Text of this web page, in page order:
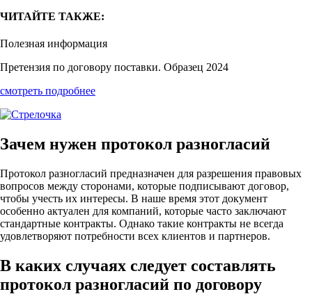
ЧИТАЙТЕ ТАКЖЕ:
Полезная информация
Претензия по договору поставки. Образец 2024
смотреть подробнее
Зачем нужен протокол разногласий
Протокол разногласий предназначен для разрешения правовых
вопросов между сторонами, которые подписывают договор,
чтобы учесть их интересы. В наше время этот документ
особенно актуален для компаний, которые часто заключают
стандартные контракты. Однако такие контракты не всегда
удовлетворяют потребности всех клиентов и партнеров.
В каких случаях следует составлять
протокол разногласий по договору